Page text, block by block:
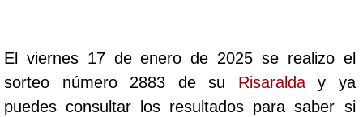
Cafeterito Noche
El viernes 17 de enero de 2025 se realizo el
sorteo número 2883 de su Risaralday ya
puedes consultar los resultados para saber si